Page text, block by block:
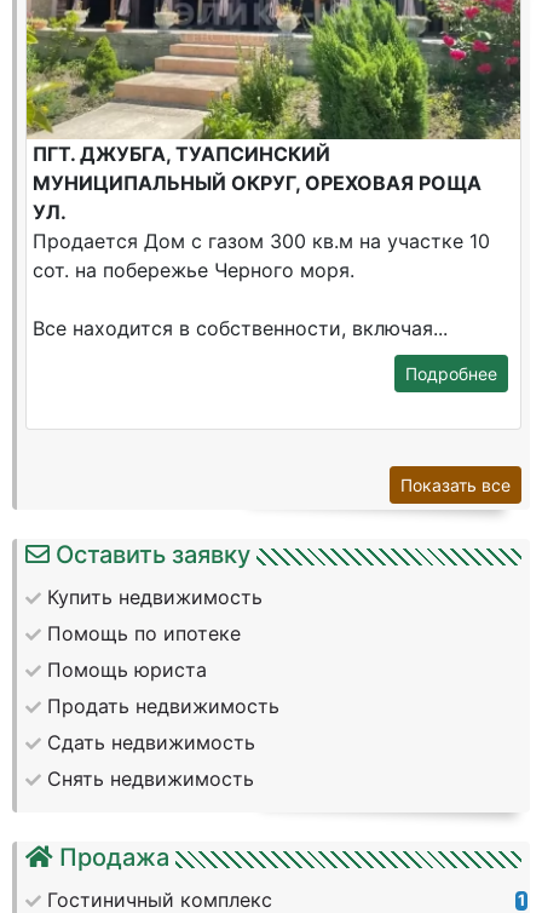
Оставить заявку
Купить недвижимость
Помощь по ипотеке
Помощь юриста
Продать недвижимость
Сдать недвижимость
Снять недвижимость
Продажа
Гостиничный комплекс 1
ПГТ. ДЖУБГА, ТУАПСИНСКИЙ
МУНИЦИПАЛЬНЫЙ ОКРУГ, ОРЕХОВАЯ РОЩА
УЛ.
Продается Дом с газом 300 кв.м на участке 10
сот. на побережье Черного моря.
Все находится в собственности, включая...
Подробнее
Показать все